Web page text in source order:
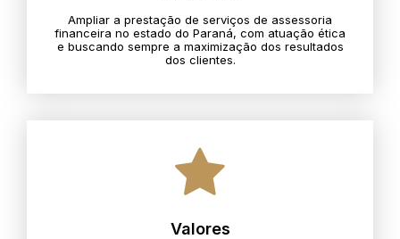
Ampliar a prestação de serviços de assessoria
financeira no estado do Paraná, com atuação ética
e buscando sempre a maximização dos resultados
dos clientes.
Valores